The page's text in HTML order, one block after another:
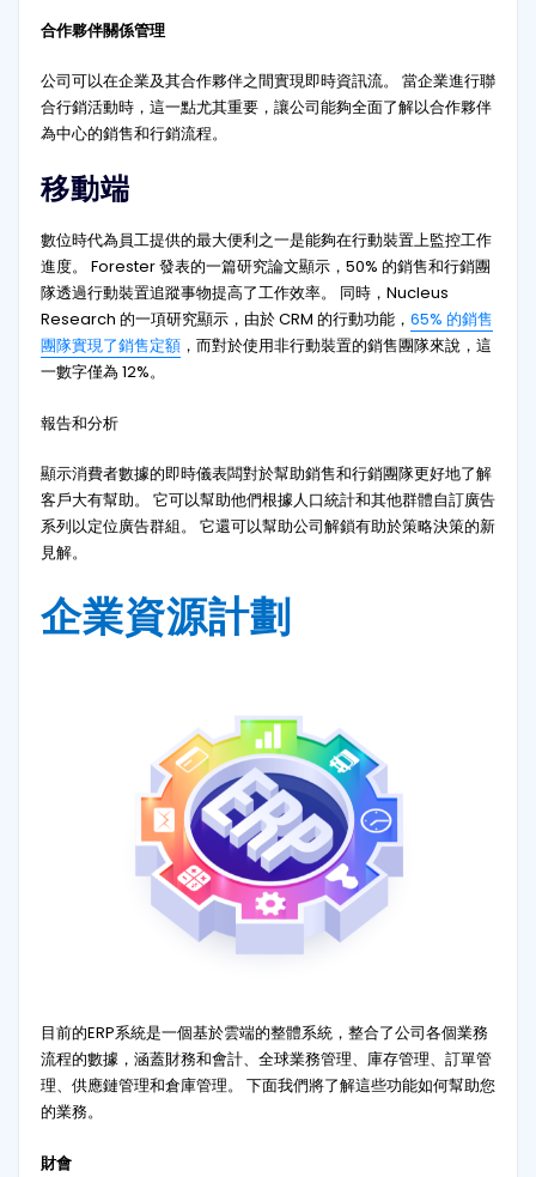
合作夥伴關係管理
公司可以在企業及其合作夥伴之間實現即時資訊流。 當企業進行聯
合行銷活動時，這一點尤其重要，讓公司能夠全面了解以合作夥伴
為中心的銷售和行銷流程。
移動端
數位時代為員工提供的最大便利之一是能夠在行動裝置上監控工作
進度。 Forester 發表的一篇研究論文顯示，50% 的銷售和行銷團
隊透過行動裝置追蹤事物提高了工作效率。 同時，Nucleus
Research 的一項研究顯示，由於 CRM 的行動功能， 65% 的銷售
團隊實現了銷售定額，而對於使用非行動裝置的銷售團隊來說，這
一數字僅為 12%。
報告和分析
顯示消費者數據的即時儀表闆對於幫助銷售和行銷團隊更好地了解
客戶大有幫助。 它可以幫助他們根據人口統計和其他群體自訂廣告
系列以定位廣告群組。 它還可以幫助公司解鎖有助於策略決策的新
見解。
企業資源計劃
目前的ERP系統是一個基於雲端的整體系統，整合了公司各個業務
流程的數據，涵蓋財務和會計、全球業務管理、庫存管理、訂單管
理、供應鏈管理和倉庫管理。 下面我們將了解這些功能如何幫助您
的業務。
財會